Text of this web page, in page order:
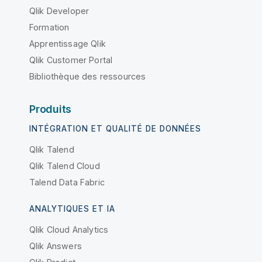
Qlik Developer
Formation
Apprentissage Qlik
Qlik Customer Portal
Bibliothèque des ressources
Produits
INTÉGRATION ET QUALITÉ DE DONNÉES
Qlik Talend
Qlik Talend Cloud
Talend Data Fabric
ANALYTIQUES ET IA
Qlik Cloud Analytics
Qlik Answers